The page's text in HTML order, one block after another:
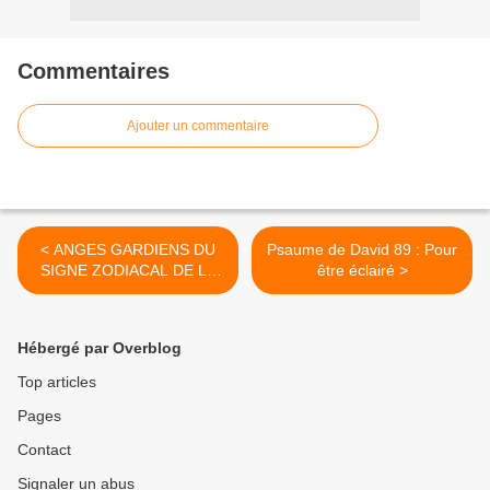
Commentaires
Ajouter un commentaire
< ANGES GARDIENS DU
SIGNE ZODIACAL DE LA
BALANCE ET LA PRIÈRE
Psaume de David 89 : Pour
être éclairé >
Hébergé par Overblog
Top articles
Pages
Contact
Signaler un abus